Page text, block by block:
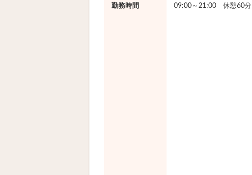
勤務時間 09:00～21:00 休憩60分